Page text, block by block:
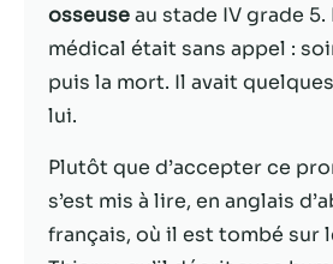
osseuseau stade IV grade
médical était sans appel :
puis la mort. Il avait
lui.
Plutôt que d’accepter ce
s’est mis à lire, en anglais
français, où il est tombé sur